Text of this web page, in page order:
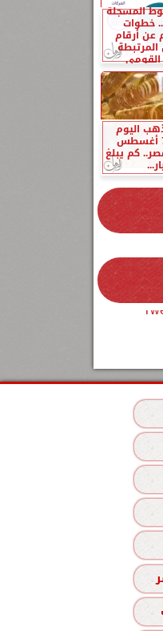
المسجلة
خطوات
عن أرقام
القومي
اليوم
الجمعة 7 أغسطس
مصر.. كم يبلغ